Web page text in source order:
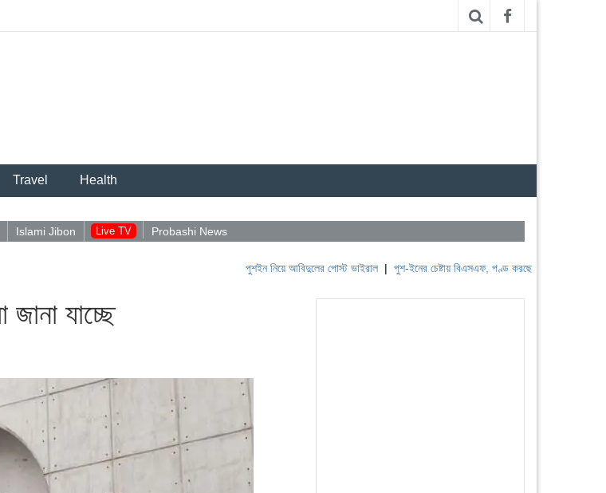
Travel Health
Islami Jibon Live TV Probashi News
পুশইন নিয়ে আবিদুলের পোস্ট ভাইরাল|পুশ-ইনের চেষ্টায় বিএসএফ, পণ্ড করছে বিজিবি|
জানা যাচ্ছে